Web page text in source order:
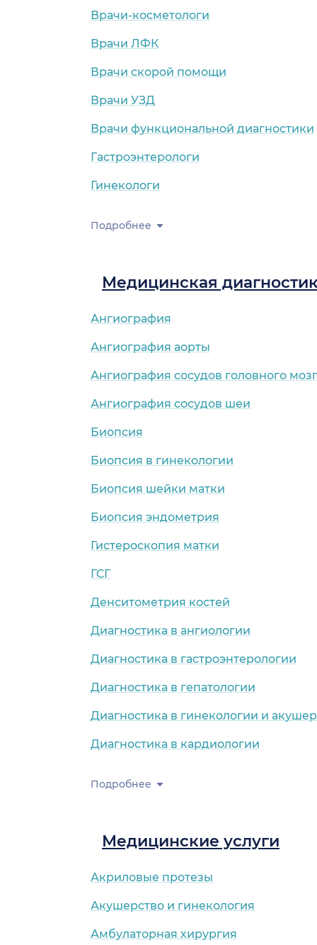
Врачи-косметологи
Врачи ЛФК
Врачи скорой помощи
Врачи УЗД
Врачи функциональной диагностики
Гастроэнтерологи
Гинекологи
Подробнее
Медицинская
Ангиография
Ангиография аорты
Ангиография сосудов головного
Ангиография сосудов шеи
Биопсия
Биопсия в гинекологии
Биопсия шейки матки
Биопсия эндометрия
Гистероскопия матки
ГСГ
Денситометрия костей
Диагностика в ангиологии
Диагностика в гастроэнтерологии
Диагностика в гепатологии
Диагностика в гинекологии и
Диагностика в кардиологии
Подробнее
Медицинские услуги
Акриловые протезы
Акушерство и гинекология
Амбулаторная хирургия